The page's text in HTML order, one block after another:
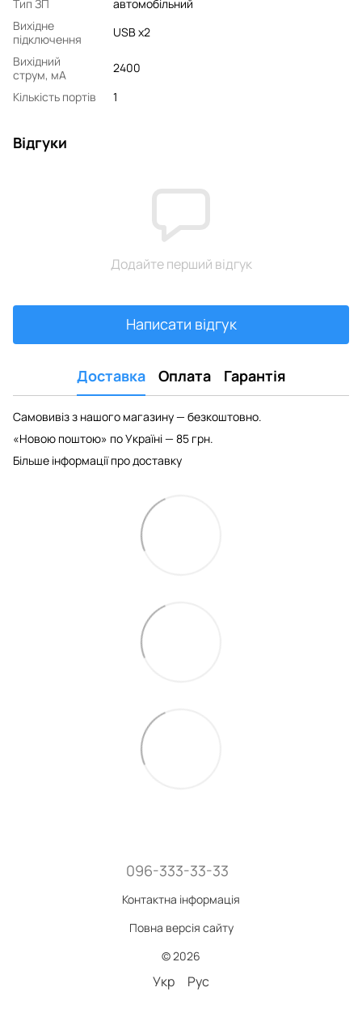
Тип ЗП
автомобільний
Вихідне
підключення
USB x2
Вихідний
струм, мA
2400
Кількість портів
1
Відгуки
Додайте перший відгук
Написати відгук
Доставка Оплата Гарантія
Самовивіз з нашого магазину — безкоштовно.
«Новою поштою» по Україні — 85 грн.
Більше інформації про доставку
096-333-33-33
Контактна інформація
Повна версія сайту
© 2026
Укр Рус